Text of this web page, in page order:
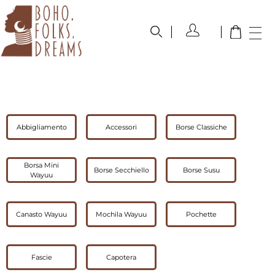
Abbigliamento Accessori Borse Classiche
Borsa Mini
Wayuu
Borse Secchiello Borse Susu
Canasto Wayuu Mochila Wayuu Pochette
Fascie Capotera